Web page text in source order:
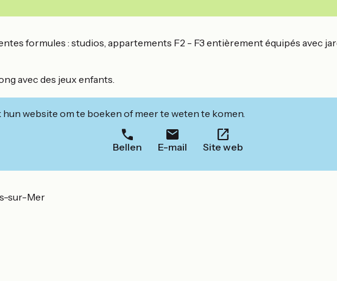
formules : studios, appartements F2 - F3 entièrement équipés avec
avec des jeux enfants.
website om te boeken of meer te weten te komen.
Bellen E-mail Site web
sur-Mer